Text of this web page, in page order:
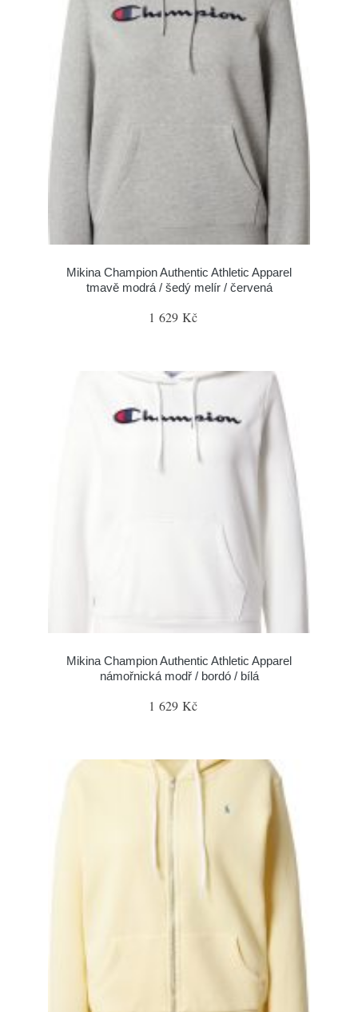
Mikina Champion Authentic Athletic Apparel
tmavě modrá / šedý melír / červená
1 629 Kč
Mikina Champion Authentic Athletic Apparel
námořnická modř / bordó / bílá
1 629 Kč